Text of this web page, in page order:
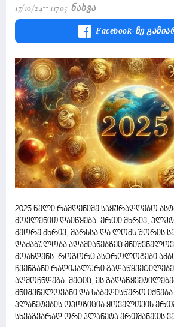
17/10/24 11705 Ნახვა
Facebook-Ზე
2025 წელი რამდენიმე საყურადღებო
მოვლენით დაიწყება. ერთი მხრივ,
მეორე მხრივ, მარსსა და ლომს შორის
დაძაბულობა ადამიანებზეც
მოახდენს. როგორც ასტროლოგები
ჩვენგანი რადიკალური
აღმოჩნდება. მეტიც, ეს
მნიშვნელოვანი და საბედისწერო
პლანეტების ოპოზიცია ყოველთვის
სხვაგვარად ორი პლანეტა ერთმანეთს